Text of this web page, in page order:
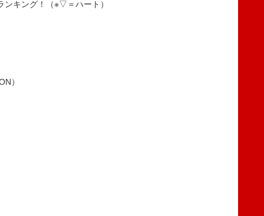
キング！（※▽＝ハート）
）